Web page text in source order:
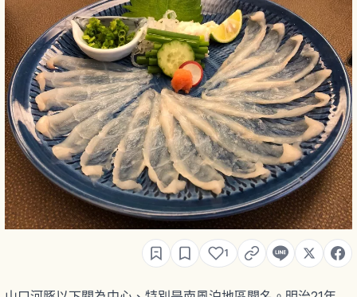
1